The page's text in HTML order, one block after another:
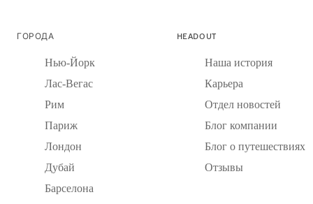
ГОРОДА
Нью-Йорк
Лас-Вегас
Рим
Париж
Лондон
Дубай
Барселона
HEADOUT
Наша история
Карьера
Отдел новостей
Блог компании
Блог о путешествиях
Отзывы